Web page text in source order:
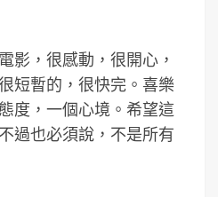
影，很感動，很開心，
短暫的，很快完。喜樂
度，一個心境。希望這
過也必須說，不是所有